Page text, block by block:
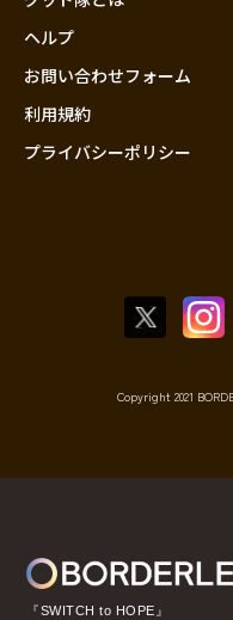
ヘルプ
お問い合わせフォーム
利用規約
プライバシーポリシー
Copyright 2021
『SWITCH to HOPE』